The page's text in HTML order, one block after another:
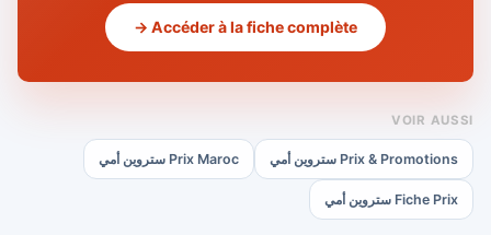
Accéder à la fiche complète →
VOIR AUSSI
Prix & Promotions ستروين أمي Prix Maroc ستروين أمي
Fiche Prix ستروين أمي